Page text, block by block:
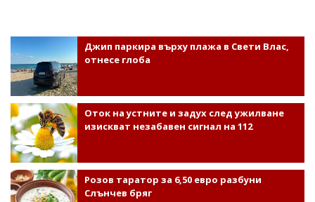
Джип паркира върху плажа в Свети Влас,
отнесе глоба
Оток на устните и задух след ужилване
изискват незабавен сигнал на 112
Розов таратор за 6,50 евро разбуни
Слънчев бряг